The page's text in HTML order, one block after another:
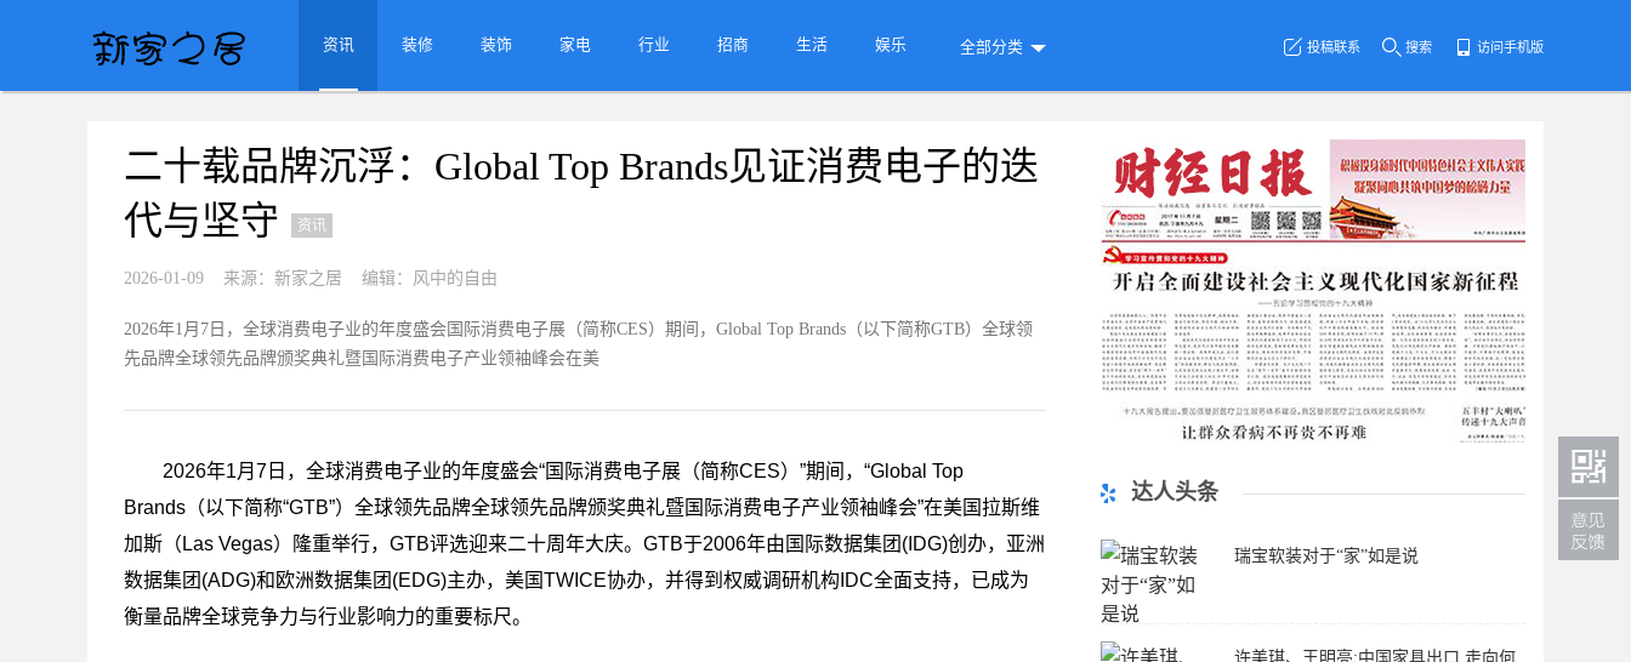
资讯 装修 装饰 家电 行业 招商 生活 娱乐 全部分类 访问手机版
搜索
投稿联系
二十载品牌沉浮：Global Top Brands见证消费电子的迭
代与坚守
资讯
2026-01-09 来源：新家之居 编辑：风中的自由
2026年1月7日，全球消费电子业的年度盛会国际消费电子展（简称CES）期间，Global Top Brands（以下简称GTB）全球领
先品牌全球领先品牌颁奖典礼暨国际消费电子产业领袖峰会在美
2026年1月7日，全球消费电子业的年度盛会“国际消费电子展（简称CES）”期间，“Global Top
Brands（以下简称“GTB”）全球领先品牌全球领先品牌颁奖典礼暨国际消费电子产业领袖峰会”在美国拉斯维
加斯（Las Vegas）隆重举行，GTB评选迎来二十周年大庆。GTB于2006年由国际数据集团(IDG)创办，亚洲
数据集团(ADG)和欧洲数据集团(EDG)主办，美国TWICE协办，并得到权威调研机构IDC全面支持，已成为
衡量品牌全球竞争力与行业影响力的重要标尺。
达人头条
瑞宝软装对于“家”如是说
许美琪、王明亮:中国家具出口,走向何